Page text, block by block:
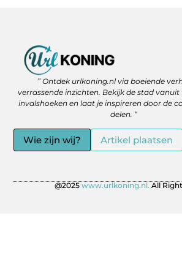
” Ontdek urlkoning.nl via boeiende
verrassende inzichten. Bekijk de stad vanuit
invalshoeken en laat je inspireren door de
delen. “
Wie zijn wij? Artikel plaatsen
@2025www.urlkoning.nl.All